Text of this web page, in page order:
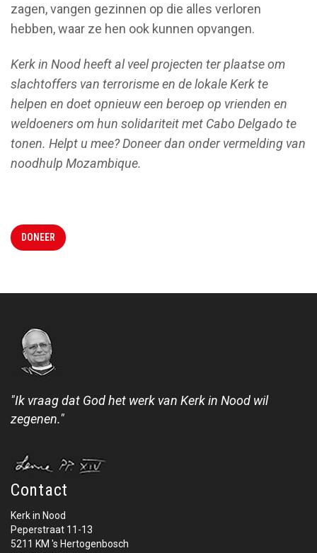
zagen, vangen gezinnen op die alles verloren
hebben, waar ze hen ook kunnen opvangen.
Kerk in Nood heeft al veel projecten ter plaatse om
slachtoffers van terrorisme en de lokale Kerk te
helpen en doet opnieuw een beroep op vrienden en
weldoeners om hun solidariteit met Cabo Delgado te
tonen. Helpt u mee? Doneer dan onder vermelding van
noodhulp Mozambique.
DONEER
"Ik vraag dat God het werk van Kerk in Nood wil
zegenen."
Contact
Kerk in Nood
Peperstraat 11-13
5211 KM 's Hertogenbosch